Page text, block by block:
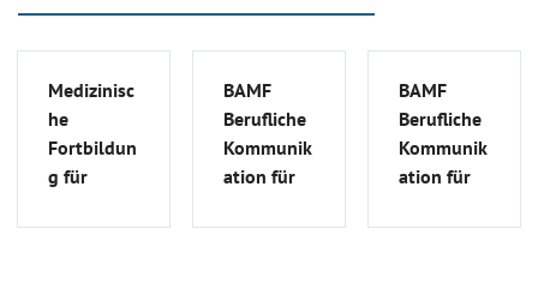
Medizinisc
he
Fortbildun
g für
he Ärzte |
BAMF
Berufliche
Kommunik
ation für
he Ärzte
BAMF
Berufliche
Kommunik
ation für
he Ärzte